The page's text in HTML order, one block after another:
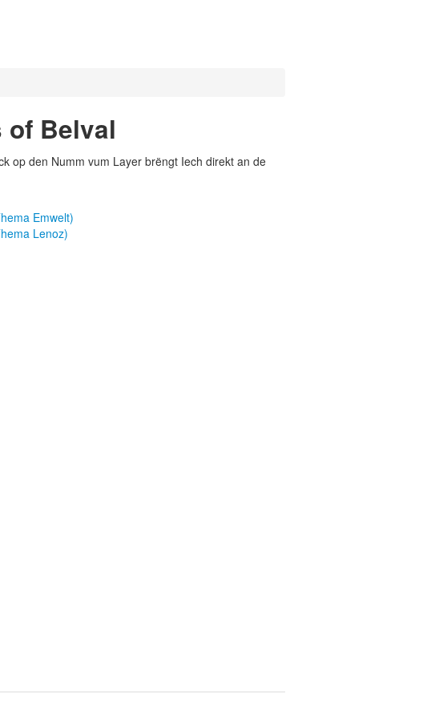
of Belval
op den Numm vum Layer brëngt Iech direkt an de
Emwelt)
Lenoz)